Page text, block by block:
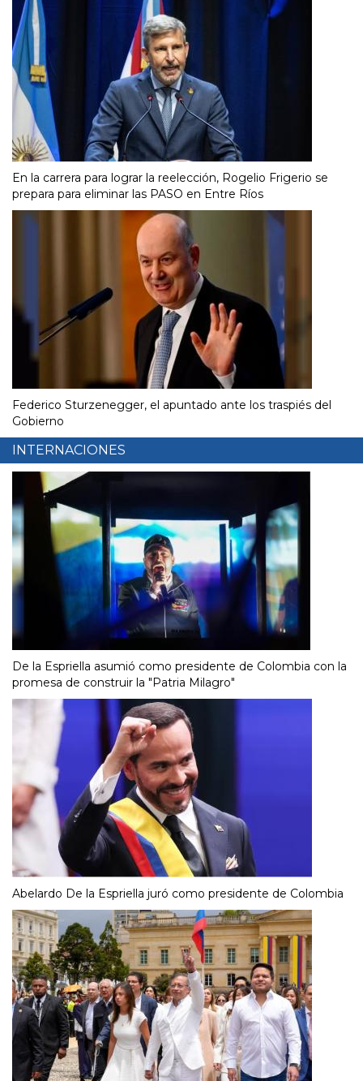
En la carrera para lograr la reelección, Rogelio Frigerio se
prepara para eliminar las PASO en Entre Ríos
Federico Sturzenegger, el apuntado ante los traspiés del
Gobierno
INTERNACIONES
De la Espriella asumió como presidente de Colombia con la
promesa de construir la "Patria Milagro"
Abelardo De la Espriella juró como presidente de Colombia